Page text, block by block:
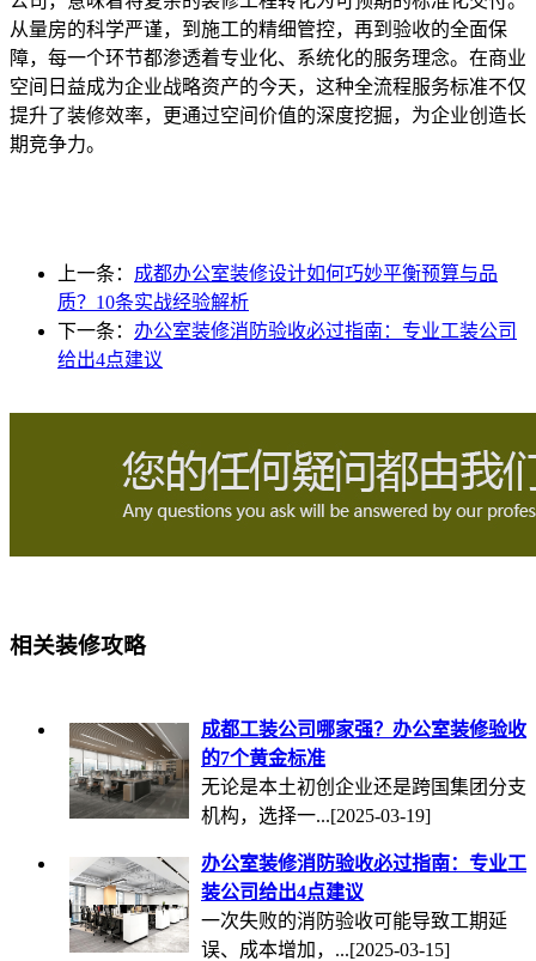
从量房的科学严谨，到施工的精细管控，再到验收的全面保
障，每一个环节都渗透着专业化、系统化的服务理念。在商业
空间日益成为企业战略资产的今天，这种全流程服务标准不仅
提升了装修效率，更通过空间价值的深度挖掘，为企业创造长
期竞争力。
上一条： 成都办公室装修设计如何巧妙平衡预算与品
质？10条实战经验解析
下一条： 办公室装修消防验收必过指南：专业工装公司
给出4点建议
相关装修攻略
成都工装公司哪家强？办公室装修验收
的7个黄金标准
无论是本土初创企业还是跨国集团分支
机构，选择一...[2025-03-19]
办公室装修消防验收必过指南：专业工
装公司给出4点建议
一次失败的消防验收可能导致工期延
误、成本增加，...[2025-03-15]